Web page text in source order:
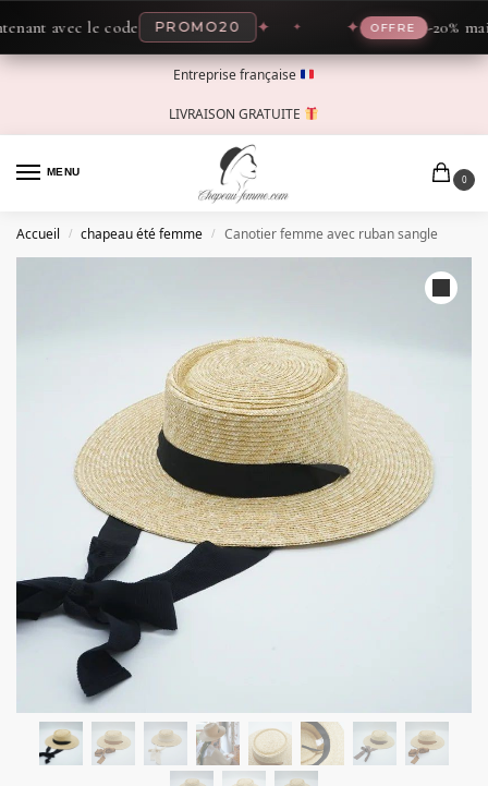
avec le code PROMO20 ✦ OFFRE -20%
Entreprise française
LIVRAISON GRATUITE
MENU
0
Accueil / chapeau été femme / Canotier femme avec ruban sangle